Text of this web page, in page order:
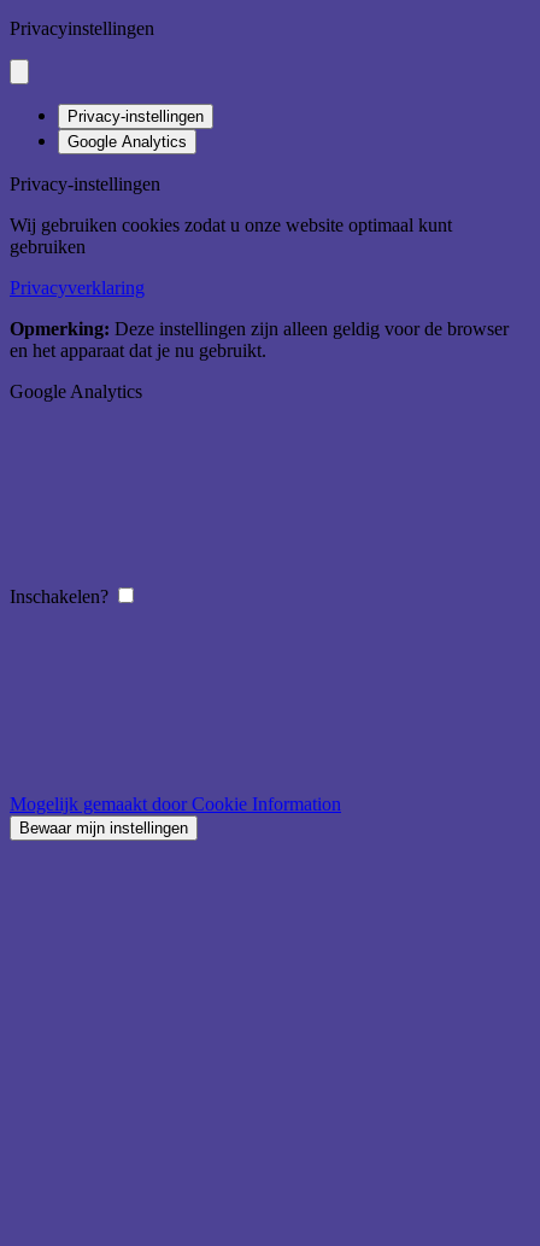
Privacyinstellingen
Privacy-instellingen
Google Analytics
Privacy-instellingen
Wij gebruiken cookies zodat u onze website optimaal kunt
gebruiken
Privacyverklaring
Opmerking: Deze instellingen zijn alleen geldig voor de browser
en het apparaat dat je nu gebruikt.
Google Analytics
Inschakelen?
Mogelijk gemaakt door Cookie Information
Bewaar mijn instellingen